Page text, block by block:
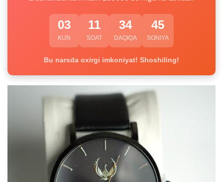
03
KUN
11
SOAT
34
DAQIQA
45
SONIYA
Bu narxda oxirgi imkoniyat! Shoshiling!